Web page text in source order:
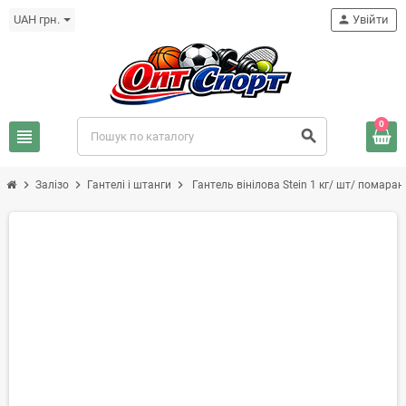
UAH грн.
view_headline search
person Увійти
0
chevron_right Залізо chevron_right Гантелі і штанги chevron_right Гантель вінілова Stein 1 кг/ шт/